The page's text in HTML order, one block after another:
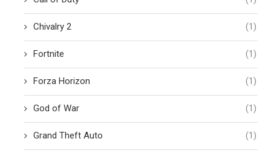
Chivalry 2 (1)
Fortnite (1)
Forza Horizon (1)
God of War (1)
Grand Theft Auto (1)